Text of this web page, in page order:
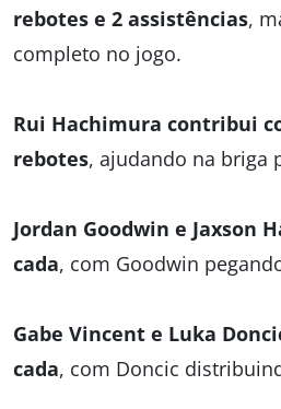
rebotes e 2 assistências,
completo no jogo.
Rui Hachimura contribui
rebotes, ajudando na briga
Jordan Goodwin e Jaxson
cada, com Goodwin
Gabe Vincent e Luka
cada, com Doncic